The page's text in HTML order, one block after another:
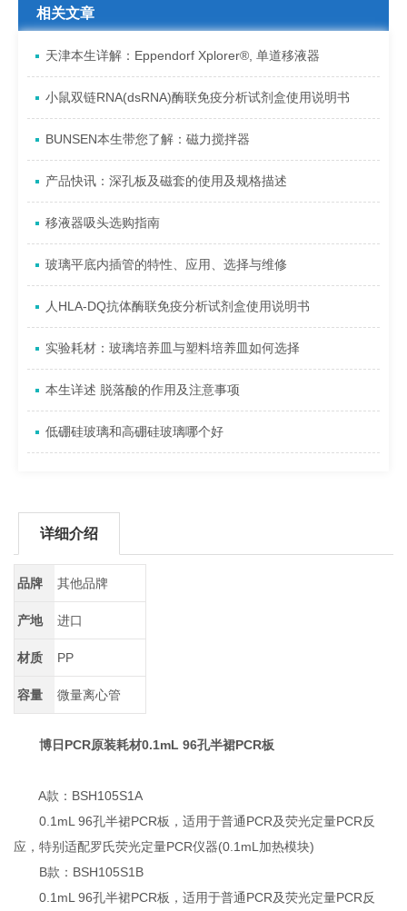
相关文章
天津本生详解：Eppendorf Xplorer®, 单道移液器
小鼠双链RNA(dsRNA)酶联免疫分析试剂盒使用说明书
BUNSEN本生带您了解：磁力搅拌器
产品快讯：深孔板及磁套的使用及规格描述
移液器吸头选购指南
玻璃平底内插管的特性、应用、选择与维修
人HLA-DQ抗体酶联免疫分析试剂盒使用说明书
实验耗材：玻璃培养皿与塑料培养皿如何选择
本生详述 脱落酸的作用及注意事项
低硼硅玻璃和高硼硅玻璃哪个好
详细介绍
品牌 其他品牌
产地 进口
材质 PP
容量 微量离心管
博日PCR原装耗材0.1mL 96孔半裙PCR板
A款：BSH105S1A
0.1mL 96孔半裙PCR板，适用于普通PCR及荧光定量PCR反
应，特别适配罗氏荧光定量PCR仪器(0.1mL加热模块)
B款：BSH105S1B
0.1mL 96孔半裙PCR板，适用于普通PCR及荧光定量PCR反